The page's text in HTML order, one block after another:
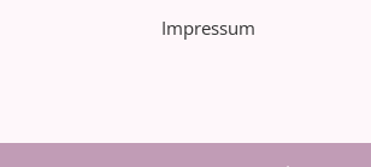
Impressum